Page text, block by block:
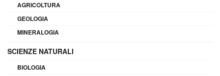
AGRICOLTURA
GEOLOGIA
MINERALOGIA
SCIENZE NATURALI
BIOLOGIA